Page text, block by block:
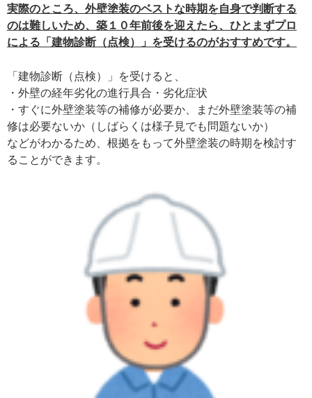
実際のところ、外壁塗装のベストな時期を自身で判断する
のは難しいため、築１０年前後を迎えたら、ひとまずプロ
による「建物診断（点検）」を受けるのがおすすめです。
「建物診断（点検）」を受けると、
・外壁の経年劣化の進行具合・劣化症状
・すぐに外壁塗装等の補修が必要か、まだ外壁塗装等の補
修は必要ないか（しばらくは様子見でも問題ないか）
などがわかるため、根拠をもって外壁塗装の時期を検討す
ることができます。